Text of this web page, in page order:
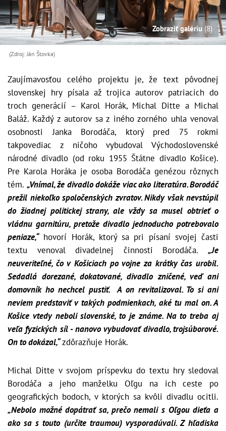
Zobraziť galériu (8)
(Zdroj: Ján Štovka)
Zaujímavosťou celého projektu je, že text pôvodnej
slovenskej hry písala až trojica autorov patriacich do
troch generácií – Karol Horák, Michal Ditte a Michal
Baláž. Každý z autorov sa z iného zorného uhla venoval
osobnosti Janka Borodáča, ktorý pred 75 rokmi
takpovediac z ničoho vybudoval Východoslovenské
národné divadlo (od roku 1955 Štátne divadlo Košice).
Pre Karola Horáka je osoba Borodáča genézou rôznych
tém. „Vnímal, že divadlo dokáže viac ako literatúra. Borodáč
prežil niekoľko spoločenských zvratov. Nikdy však nevstúpil
do žiadnej politickej strany, ale vždy sa musel obtrieť o
vládnu garnitúru, pretože divadlo jednoducho potrebovalo
peniaze,“hovorí Horák, ktorý sa pri písaní svojej časti
textu venoval divadelnej činnosti Borodáča. „Je
neuveriteľné, čo v Košiciach po vojne za krátky čas urobil.
Sedadlá dorezané, dokatované, divadlo zničené, veď ani
domovník ho nechcel pustiť. A on revitalizoval. To si ani
neviem predstaviť v takých podmienkach, aké tu mal on. A
Košice vtedy neboli slovenské, to je známe. Na to treba aj
veľa fyzických síl - nanovo vybudovať divadlo, trojsúborové.
On to dokázal,“zdôrazňuje Horák.
Michal Ditte v svojom príspevku do textu hry sledoval
Borodáča a jeho manželku Oľgu na ich ceste po
geografických bodoch, v ktorých sa kvôli divadlu ocitli.
„Nebolo možné dopátrať sa, prečo nemali s Oľgou dieťa a
ako sa s touto (určite traumou) vysporadúvali. Z hľadiska